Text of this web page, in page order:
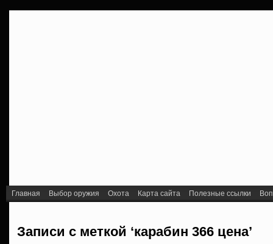
Главная Выбор оружия Охота Карта сайта Полезные ссылки
Записи с меткой ‘карабин 366 цена’